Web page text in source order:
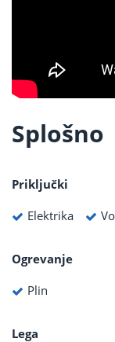
Splošno
Priključki
Elektrika
Ogrevanje
Plin
Lega